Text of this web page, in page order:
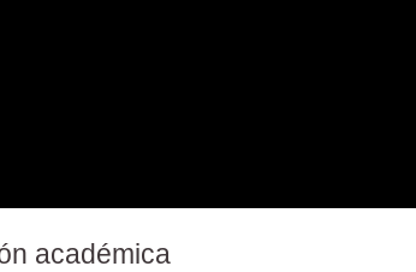
académica